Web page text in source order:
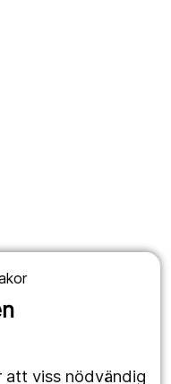
viss nödvändig